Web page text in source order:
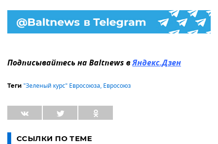
Подписывайтесь на Baltnews вЯндекс.Дзен
Теги "Зеленый курс" Евросоюза, Евросоюз
ССЫЛКИ ПО ТЕМЕ